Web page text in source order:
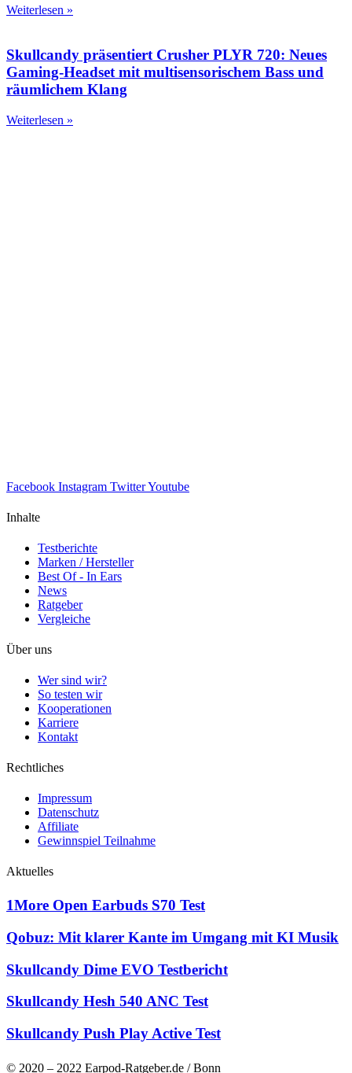
Weiterlesen »
Skullcandy präsentiert Crusher PLYR 720: Neues
Gaming-Headset mit multisensorischem Bass und
räumlichem Klang
Weiterlesen »
Facebook Instagram TwitterYoutube
Inhalte
Testberichte
Marken / Hersteller
Best Of - In Ears
News
Ratgeber
Vergleiche
Über uns
Wer sind wir?
So testen wir
Kooperationen
Karriere
Kontakt
Rechtliches
Impressum
Datenschutz
Affiliate
Gewinnspiel Teilnahme
Aktuelles
1More Open Earbuds S70 Test
Qobuz: Mit klarer Kante im Umgang mit KI Musik
Skullcandy Dime EVO Testbericht
Skullcandy Hesh 540 ANC Test
Skullcandy Push Play Active Test
© 2020 – 2022 Earpod-Ratgeber.de / Bonn